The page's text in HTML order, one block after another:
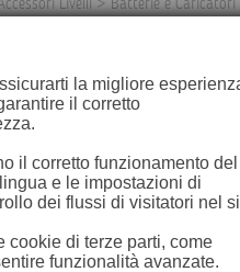
Livelli > Batterie e Caricatori
la migliore
il corretto
il corretto funzionamento del
e le impostazioni di
dei flussi di visitatori nel
cookie di terze parti, come
funzionalità avanzate.